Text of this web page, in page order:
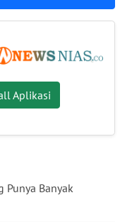
Aplikasi
Punya Banyak